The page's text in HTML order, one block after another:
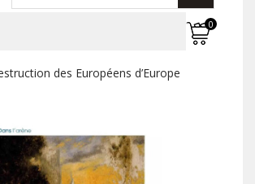
0
des Européens d’Europe